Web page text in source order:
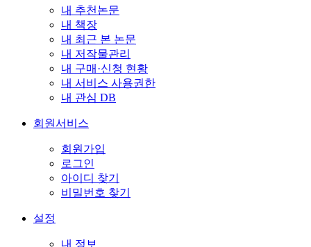
내 추천논문
내 책장
내 최근 본 논문
내 저작물관리
내 구매·신청 현황
내 서비스 사용권한
내 관심 DB
회원서비스
회원가입
로그인
아이디 찾기
비밀번호 찾기
설정
내 정보